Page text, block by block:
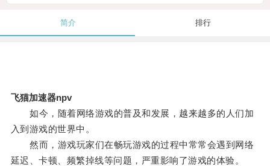
简介 排行
飞猫加速器npv
如今，随着网络游戏的普及和发展，越来越多的人们加
入到游戏的世界中。
然而，游戏玩家们在畅玩游戏的过程中常常会遇到网络
延迟、卡顿、频繁掉线等问题，严重影响了游戏的体验。